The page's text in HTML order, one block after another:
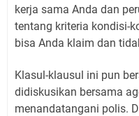
kerja sama Anda dan
tentang kriteria kondisi-
bisa Anda klaim dan
Klasul-klausul ini pun
didiskusikan bersama
menandatangani polis.